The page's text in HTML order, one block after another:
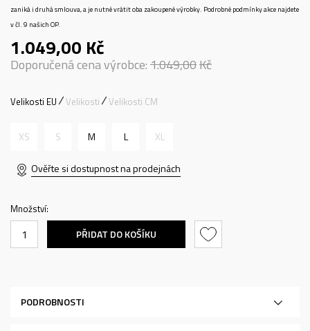
zaniká i druhá smlouva, a je nutné vrátit oba zakoupené výrobky. Podrobné podmínky akce najdete
v čl. 9 našich OP.
1.049,00 Kč
Doporučená cena výrobce:1.049,00Kč
Velikosti EU Velikosti Velikosti CM
XS S M L XL
Ověřte si dostupnost na prodejnách
Množství:
PŘIDAT DO KOŠÍKU
PODROBNOSTI